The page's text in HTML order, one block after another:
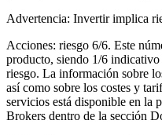
Advertencia: Invertir implica
Acciones: riesgo 6/6. Este
producto, siendo 1/6
riesgo. La información sobre
así como sobre los costes y
servicios está disponible en
Brokers dentro de la sección